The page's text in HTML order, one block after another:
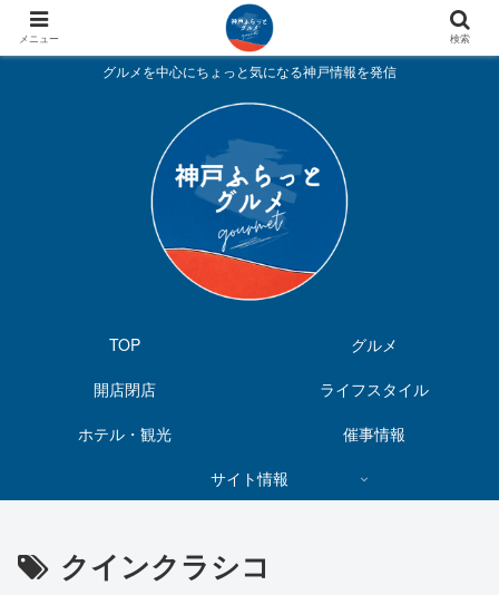
グルメを中心にちょっと気になる神戸情報を発信
TOP
グルメ
開店閉店
ライフスタイル
ホテル・観光
催事情報
サイト情報
クインクラシコ
メニュー 検索